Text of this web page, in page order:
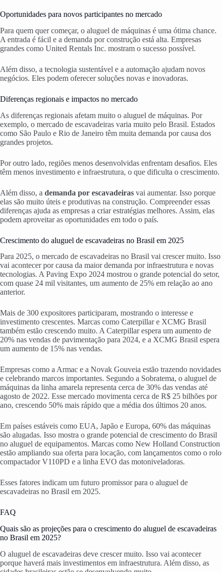
Oportunidades para novos participantes no mercado
Para quem quer começar, o aluguel de máquinas é uma ótima chance.
A entrada é fácil e a demanda por construção está alta. Empresas
grandes como United Rentals Inc. mostram o sucesso possível.
Além disso, a tecnologia sustentável e a automação ajudam novos
negócios. Eles podem oferecer soluções novas e inovadoras.
Diferenças regionais e impactos no mercado
As diferenças regionais afetam muito o aluguel de máquinas. Por
exemplo, o mercado de escavadeiras varia muito pelo Brasil. Estados
como São Paulo e Rio de Janeiro têm muita demanda por causa dos
grandes projetos.
Por outro lado, regiões menos desenvolvidas enfrentam desafios. Eles
têm menos investimento e infraestrutura, o que dificulta o crescimento.
Além disso, a demanda por escavadeiras vai aumentar. Isso porque
elas são muito úteis e produtivas na construção. Compreender essas
diferenças ajuda as empresas a criar estratégias melhores. Assim, elas
podem aproveitar as oportunidades em todo o país.
Crescimento do aluguel de escavadeiras no Brasil em 2025
Para 2025, o mercado de escavadeiras no Brasil vai crescer muito. Isso
vai acontecer por causa da maior demanda por infraestrutura e novas
tecnologias. A Paving Expo 2024 mostrou o grande potencial do setor,
com quase 24 mil visitantes, um aumento de 25% em relação ao ano
anterior.
Mais de 300 expositores participaram, mostrando o interesse e
investimento crescentes. Marcas como Caterpillar e XCMG Brasil
também estão crescendo muito. A Caterpillar espera um aumento de
20% nas vendas de pavimentação para 2024, e a XCMG Brasil espera
um aumento de 15% nas vendas.
Empresas como a Armac e a Novak Gouveia estão trazendo novidades
e celebrando marcos importantes. Segundo a Sobratema, o aluguel de
máquinas da linha amarela representa cerca de 30% das vendas até
agosto de 2022. Esse mercado movimenta cerca de R$ 25 bilhões por
ano, crescendo 50% mais rápido que a média dos últimos 20 anos.
Em países estáveis como EUA, Japão e Europa, 60% das máquinas
são alugadas. Isso mostra o grande potencial de crescimento do Brasil
no aluguel de equipamentos. Marcas como New Holland Construction
estão ampliando sua oferta para locação, com lançamentos como o rolo
compactador V110PD e a linha EVO das motoniveladoras.
Esses fatores indicam um futuro promissor para o aluguel de
escavadeiras no Brasil em 2025.
FAQ
Quais são as projeções para o crescimento do aluguel de escavadeiras
no Brasil em 2025?
O aluguel de escavadeiras deve crescer muito. Isso vai acontecer
porque haverá mais investimentos em infraestrutura. Além disso, as